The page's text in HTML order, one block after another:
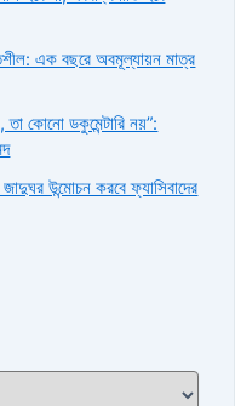
এক বছরে অবমূল্যায়ন মাত্র
তা কোনো ডকুমেন্টারি নয়”:
উন্মোচন করবে ফ্যাসিবাদের